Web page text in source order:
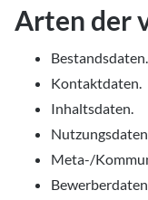
Arten der
Bestandsdaten.
Kontaktdaten.
Inhaltsdaten.
Meta-/